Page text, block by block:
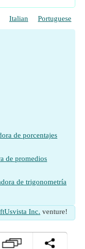
Italian Portuguese
de porcentajes
de promedios
de trigonometría
Inc. venture!